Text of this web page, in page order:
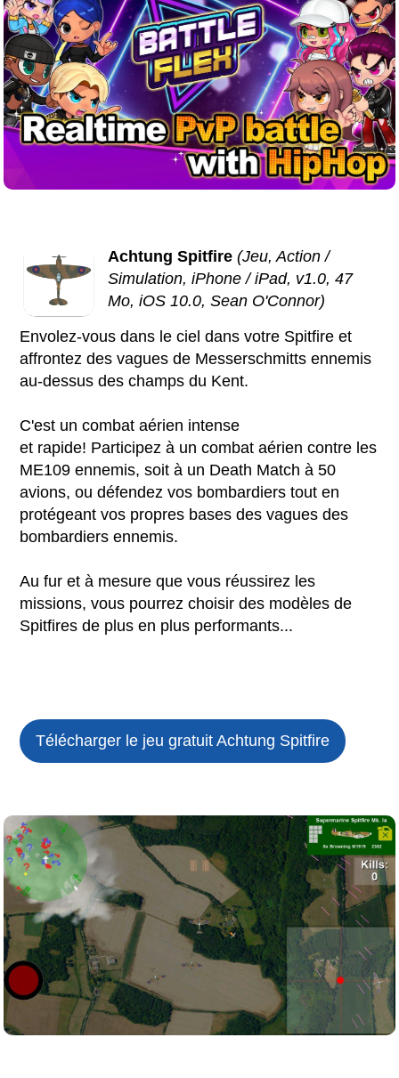
Achtung Spitfire (Jeu, Action /
Simulation, iPhone / iPad, v1.0, 47
Mo, iOS 10.0, Sean O'Connor)
Envolez-vous dans le ciel dans votre Spitfire et
affrontez des vagues de Messerschmitts ennemis
au-dessus des champs du Kent.
C'est un combat aérien intense
et rapide! Participez à un combat aérien contre les
ME109 ennemis, soit à un Death Match à 50
avions, ou défendez vos bombardiers tout en
protégeant vos propres bases des vagues des
bombardiers ennemis.
Au fur et à mesure que vous réussirez les
missions, vous pourrez choisir des modèles de
Spitfires de plus en plus performants...
Télécharger le jeu gratuitAchtung Spitfire